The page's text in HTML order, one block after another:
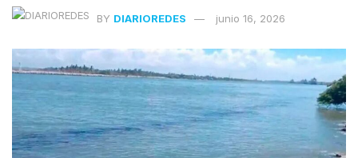
BY DIARIOREDES junio 16, 2026